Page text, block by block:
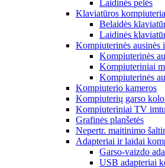
Laidinės pelės
Klaviatūros
Belaidės
Laidinės
Kompiuterinės ausinės
Kompiuterinės
Kompiuteriniai
Kompiuterinės
Kompiuterio kameros
Kompiuterių garso
Kompiuteriniai TV
Grafinės planšetės
Nepertr. maitinimo
Adapteriai ir laidai
Garso-vaizdo
USB adapteriai